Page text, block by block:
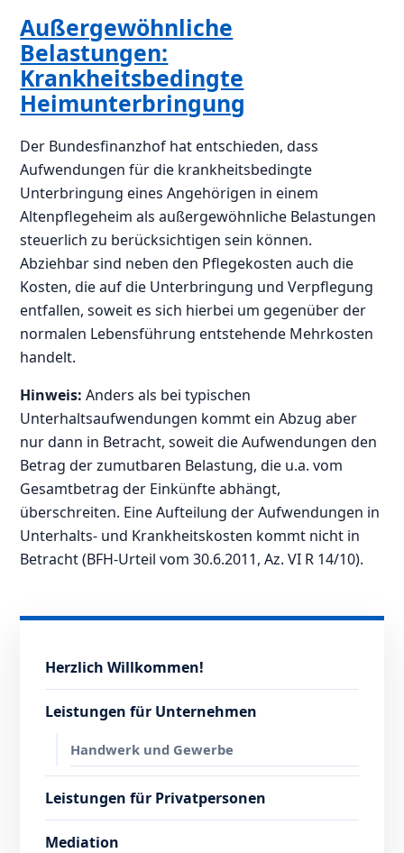
Außergewöhnliche
Belastungen:
Krankheitsbedingte
Heimunterbringung
Der Bundesfinanzhof hat entschieden, dass
Aufwendungen für die krankheitsbedingte
Unterbringung eines Angehörigen in einem
Altenpflegeheim als außergewöhnliche Belastungen
steuerlich zu berücksichtigen sein können.
Abziehbar sind neben den Pflegekosten auch die
Kosten, die auf die Unterbringung und Verpflegung
entfallen, soweit es sich hierbei um gegenüber der
normalen Lebensführung entstehende Mehrkosten
handelt.
Hinweis:Anders als bei typischen
Unterhaltsaufwendungen kommt ein Abzug aber
nur dann in Betracht, soweit die Aufwendungen den
Betrag der zumutbaren Belastung, die u.a. vom
Gesamtbetrag der Einkünfte abhängt,
überschreiten. Eine Aufteilung der Aufwendungen in
Unterhalts- und Krankheitskosten kommt nicht in
Betracht (BFH-Urteil vom 30.6.2011, Az. VI R 14/10).
Herzlich Willkommen!
Leistungen für Unternehmen
Handwerk und Gewerbe
Leistungen für Privatpersonen
Mediation